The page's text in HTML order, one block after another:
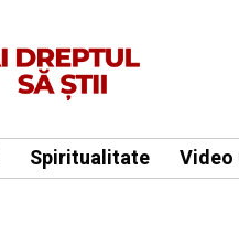
Spiritualitate Video